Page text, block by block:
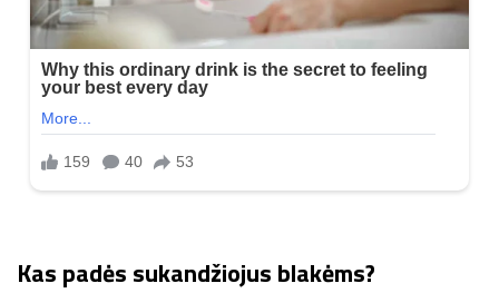
Kas padės sukandžiojus blakėms?